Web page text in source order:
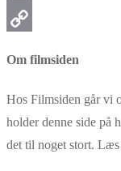
Email
Om filmsiden
Hos Filmsiden går vi
holder denne side på
det til noget stort. Læs